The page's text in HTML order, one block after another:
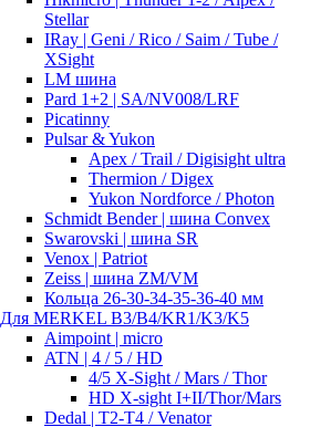
Stellar
IRay | Geni / Rico / Saim / Tube /
XSight
LM шина
Pard 1+2 | SA/NV008/LRF
Picatinny
Pulsar & Yukon
Apex / Trail / Digisight ultra
Thermion / Digex
Yukon Nordforce / Photon
Schmidt Bender | шина Convex
Swarovski | шина SR
Venox | Patriot
Zeiss | шина ZM/VM
Кольца 26-30-34-35-36-40 мм
Для MERKEL B3/B4/KR1/K3/K5
Aimpoint | micro
ATN | 4 / 5 / HD
4/5 X-Sight / Mars / Thor
HD X-sight I+II/Thor/Mars
Dedal | T2-T4 / Venator